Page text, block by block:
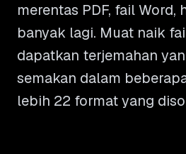
merentas PDF, fail Word,
banyak lagi. Muat naik
dapatkan terjemahan
semakan dalam
lebih 22 format yang